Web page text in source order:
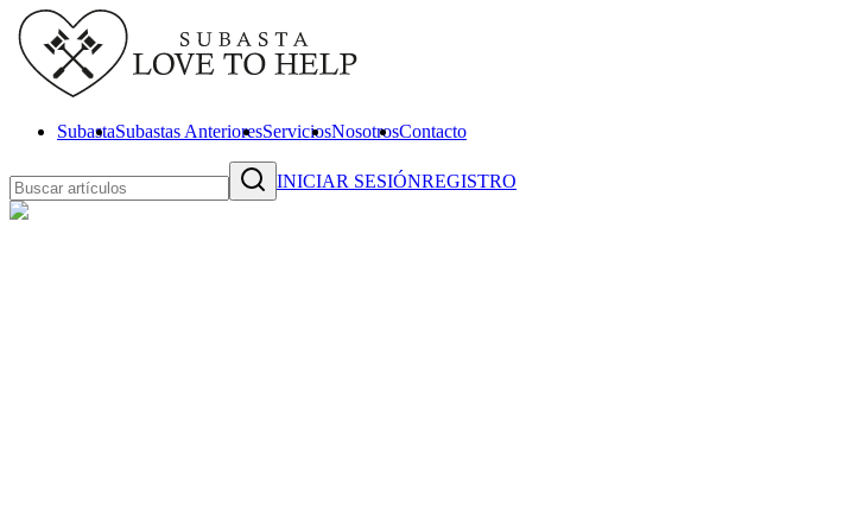
SubastaSubastas AnterioresServiciosNosotrosContacto
INICIAR SESIÓNREGISTRO